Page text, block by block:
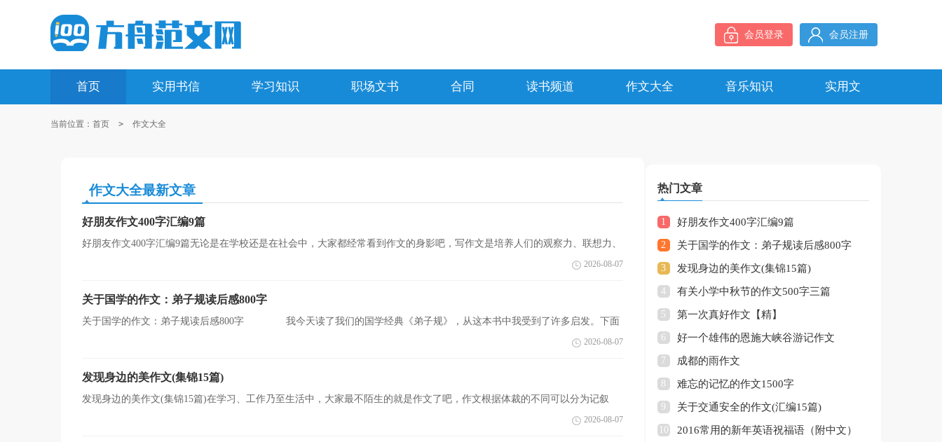
会员登录 会员注册
首页 实用书信 学习知识 职场文书 合同 读书频道 作文大全 音乐知识 实用文
当前位置： 首页 > 作文大全
作文大全最新文章
好朋友作文400字汇编9篇
好朋友作文400字汇编9篇无论是在学校还是在社会中，大家都经常看到作文的身影吧，写作文是培养人们的观察力、联想力、
2026-08-07
关于国学的作文：弟子规读后感800字
关于国学的作文：弟子规读后感800字 我今天读了我们的国学经典《弟子规》，从这本书中我受到了许多启发。下面
2026-08-07
发现身边的美作文(集锦15篇)
发现身边的美作文(集锦15篇)在学习、工作乃至生活中，大家最不陌生的就是作文了吧，作文根据体裁的不同可以分为记叙
2026-08-07
热门文章
1 好朋友作文400字汇编9篇
2 关于国学的作文：弟子规读后感800字
3 发现身边的美作文(集锦15篇)
4 有关小学中秋节的作文500字三篇
5 第一次真好作文【精】
6 好一个雄伟的恩施大峡谷游记作文
7 成都的雨作文
8 难忘的记忆的作文1500字
9 关于交通安全的作文(汇编15篇)
10 2016常用的新年英语祝福语（附中文）